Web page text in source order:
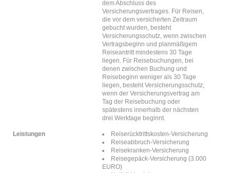
dem Abschluss des
Versicherungsvertrages. Für Reisen,
die vor dem versicherten Zeitraum
gebucht wurden, besteht
Versicherungsschutz, wenn zwischen
Vertragsbeginn und planmäßigem
Reiseantritt mindestens 30 Tage
liegen. Für Reisebuchungen, bei
denen zwischen Buchung und
Reisebeginn weniger als 30 Tage
liegen, besteht Versicherungsschutz,
wenn der Versicherungsvertrag am
Tag der Reisebuchung oder
spätestens innerhalb der nächsten
drei Werktage beginnt.
Leistungen
Reiserücktrittskosten-Versicherung
Reiseabbruch-Versicherung
Reisekranken-Versicherung
Reisegepäck-Versicherung (3.000
EURO)